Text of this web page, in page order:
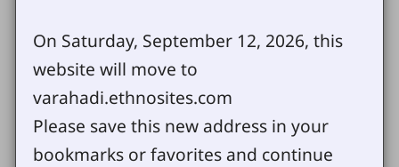
आमाले अजून आपल्या काई माईत्या अन् प्रश्न पाठवा
On Saturday, September 12, 2026, this
website will move to
varahadi.ethnosites.com
Please save this new address in your
bookmarks or favorites and continue